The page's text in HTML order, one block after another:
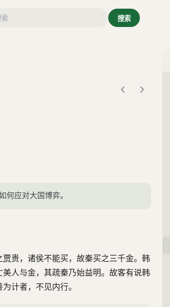
搜索
应对大国博弈。
贾贵，诸侯不能买，故秦买之三千金。韩
美人与金，其疏秦乃始益明。故客有说韩
计者，不见内行。